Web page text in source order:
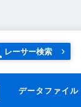
レーサー検索
データファイル